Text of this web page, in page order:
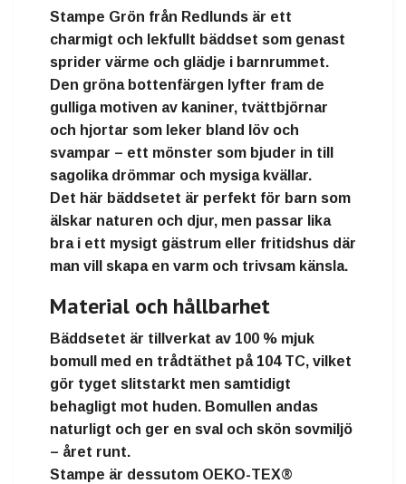
Stampe Grön från Redlunds är ett
charmigt och lekfullt bäddset som genast
sprider värme och glädje i barnrummet.
Den gröna bottenfärgen lyfter fram de
gulliga motiven av kaniner, tvättbjörnar
och hjortar som leker bland löv och
svampar – ett mönster som bjuder in till
sagolika drömmar och mysiga kvällar.
Det här bäddsetet är perfekt för barn som
älskar naturen och djur, men passar lika
bra i ett mysigt gästrum eller fritidshus där
man vill skapa en varm och trivsam känsla.
Material och hållbarhet
Bäddsetet är tillverkat av 100 % mjuk
bomull med en trådtäthet på 104 TC, vilket
gör tyget slitstarkt men samtidigt
behagligt mot huden. Bomullen andas
naturligt och ger en sval och skön sovmiljö
– året runt.
Stampe är dessutom OEKO-TEX®